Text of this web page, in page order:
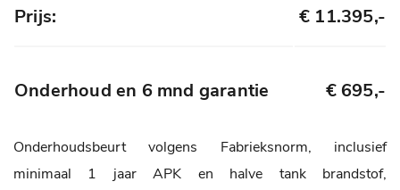
Prijs: € 11.395,-
Onderhoud en 6 mnd garantie € 695,-
Onderhoudsbeurt volgens Fabrieksnorm, inclusief
minimaal 1 jaar APK en halve tank brandstof,